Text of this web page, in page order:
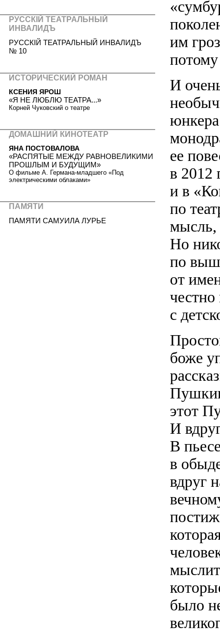
им
И
ее
в 2012
и в
по
мысль,
Но
по
от
честно
с
боже
этот
И
В
в
вдруг
было
РУССКIЙ ТЕАТРАЛЬНЫЙ
ИНВАЛИДЪ
РУССКIЙ ТЕАТРАЛЬНЫЙ ИНВАЛИДЪ
№ 10
ИСТОРИЧЕСКИЙ РОМАН
КСЕНИЯ ЯРОШ
«Я НЕ ЛЮБЛЮ ТЕАТРА...»
Корней Чуковский о театре
ДОМАШНИЙ КИНОТЕАТР
ЯНА ПОСТОВАЛОВА
«РАСПЯТЫЕ МЕЖДУ РАВНОВЕЛИКИМИ
ПРОШЛЫМ И БУДУЩИМ»
О фильме А. Германа-младшего «Под
электрическими облаками»
ПАМЯТИ
ПАМЯТИ САМУИЛА ЛУРЬЕ